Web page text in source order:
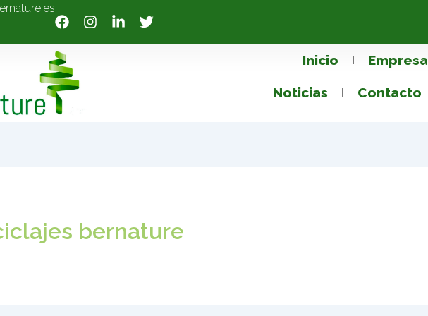
Inicio Empresa
Noticias Contacto
bernature